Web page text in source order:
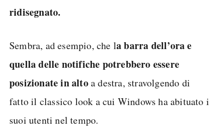
ridisegnato.
Sembra, ad esempio, che la barra dell’ora e
quella delle notifiche potrebbero essere
posizionate in altoa destra, stravolgendo di
fatto il classico look a cui Windows ha abituato i
suoi utenti nel tempo.